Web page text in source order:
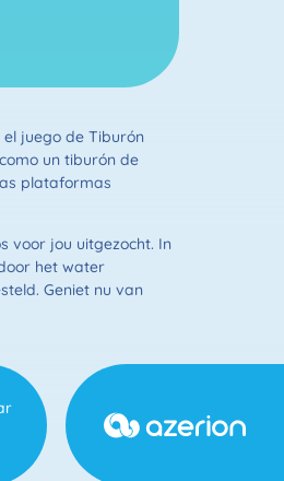
juego de Tiburón
un tiburón de
plataformas
voor jou uitgezocht. In
het water
Geniet nu van